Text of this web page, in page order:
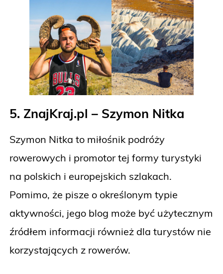
5. ZnajKraj.pl – Szymon Nitka
Szymon Nitka to miłośnik podróży
rowerowych i promotor tej formy turystyki
na polskich i europejskich szlakach.
Pomimo, że pisze o określonym typie
aktywności, jego blog może być użytecznym
źródłem informacji również dla turystów nie
korzystających z rowerów.